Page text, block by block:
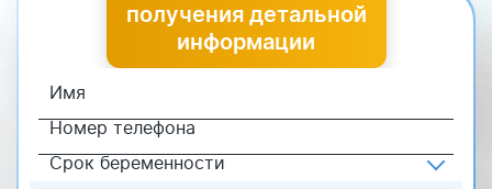
получения детальной
информации